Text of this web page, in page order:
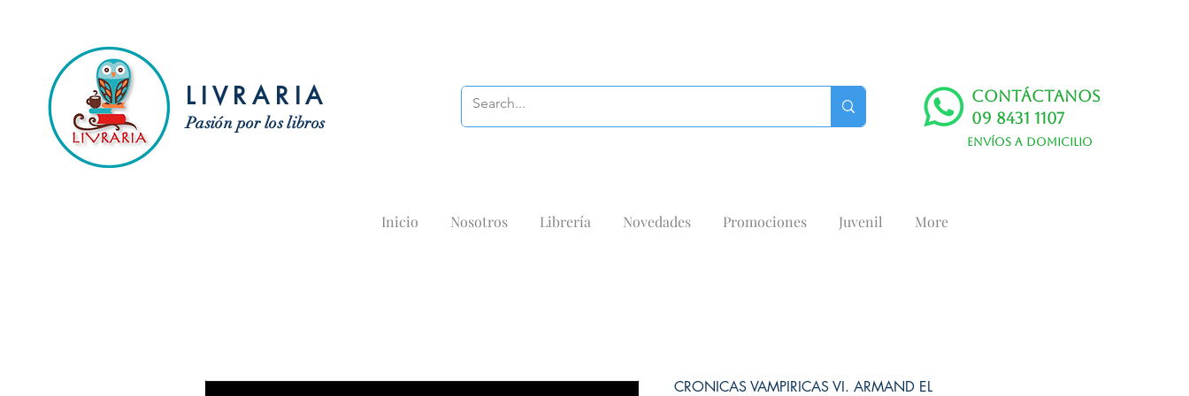
LIVRARIA
Pasión por los libros
Contáctanos
09 8431 1107
Envíos a domicilio
Inicio Nosotros Librería Novedades Promociones Juvenil More
CRONICAS VAMPIRICAS VI. ARMAND EL